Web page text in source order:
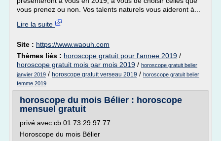
vous prenez ou non. Vos talents naturels vous aideront à...
Lire la suite
Site : https://www.waouh.com
Thèmes liés : horoscope gratuit pour l'annee 2019 /
horoscope gratuit mois par mois 2019 / horoscope gratuit belier
janvier 2019 / horoscope gratuit verseau 2019 / horoscope gratuit belier
femme 2019
horoscope du mois Bélier : horoscope
mensuel gratuit
privé avec cb 01.73.29.97.77
Horoscope du mois Bélier